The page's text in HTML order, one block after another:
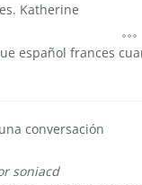
Katherine
español frances
conversación
soniacd